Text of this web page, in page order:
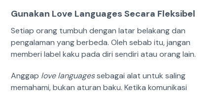
Gunakan Love Languages Secara Fleksibel
Setiap orang tumbuh dengan latar belakang dan
pengalaman yang berbeda. Oleh sebab itu, jangan
memberi label kaku pada diri sendiri atau orang lain.
Anggap love languagessebagai alat untuk saling
memahami, bukan aturan baku. Ketika komunikasi